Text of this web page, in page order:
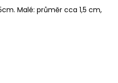
Malé: průměr cca 1,5 cm,